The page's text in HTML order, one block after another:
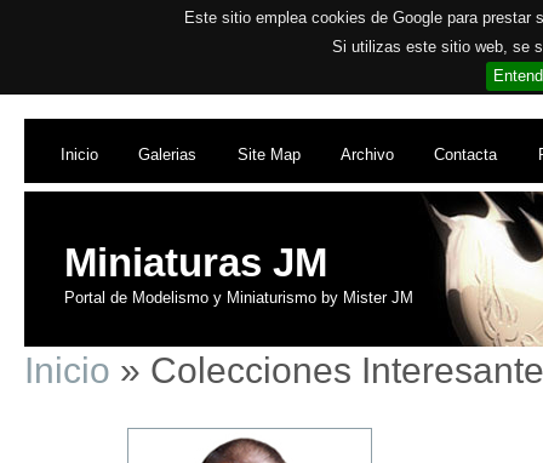
Este sitio emplea cookies de Google para
Si utilizas este sitio web, se
Inicio Galerias Site Map Archivo Contacta
Miniaturas JM
Portal de Modelismo y Miniaturismo by Mister JM
Inicio » Colecciones